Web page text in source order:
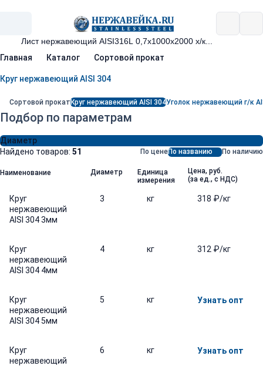
Главная Каталог Сортовой прокат
Круг нержавеющий AISI 304
Сортовой прокатКруг нержавеющий AISI 304Уголок нержавеющий г/к
Подбор по параметрам
Диаметр
Найдено товаров: 51 По ценеПо названию По наличию
Наименование Диаметр
Единица
измерения
Цена, руб.
(за ед., с НДС)
Круг
нержавеющий
AISI 304 3мм
3 кг 318 ₽/кг
Круг
нержавеющий
AISI 304 4мм
4 кг 312 ₽/кг
Круг
нержавеющий
AISI 304 5мм
5 кг Узнать опт
Круг
нержавеющий
6 кг Узнать опт